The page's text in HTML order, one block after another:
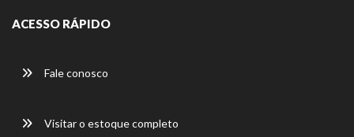
ACESSO RÁPIDO
Fale conosco
Visitar o estoque completo